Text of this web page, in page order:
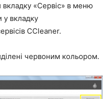
вкладку «Сервіс» в меню
у вкладку
CCleaner.
червоним кольором.